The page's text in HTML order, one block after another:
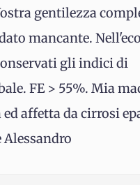
gentilezza
mancante.
gli indici di
FE > 55%. Mia
affetta da cirrosi
Alessandro